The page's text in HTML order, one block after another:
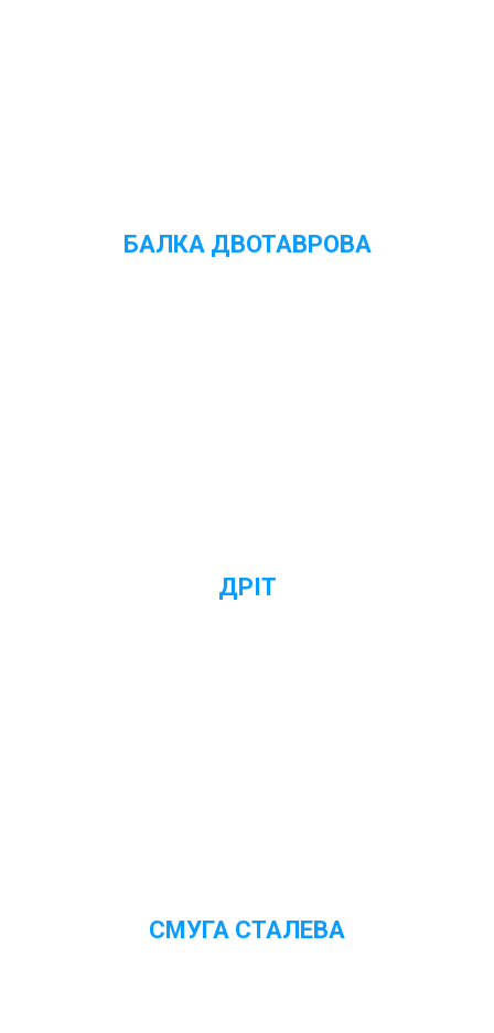
БАЛКА ДВОТАВРОВА
ДРІТ
СМУГА СТАЛЕВА